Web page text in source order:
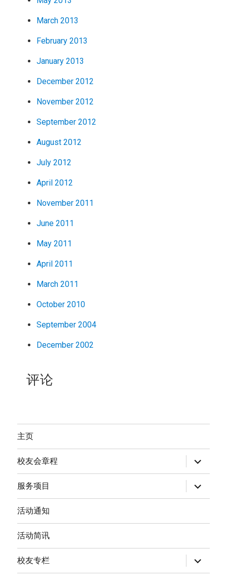
March 2013
February 2013
January 2013
December 2012
November 2012
September 2012
August 2012
July 2012
April 2012
November 2011
June 2011
May 2011
April 2011
March 2011
October 2010
September 2004
December 2002
评论
主页
校友会章程
expand
child
menu
服务项目
expand
child
menu
活动通知
活动简讯
校友专栏
expand
child
menu